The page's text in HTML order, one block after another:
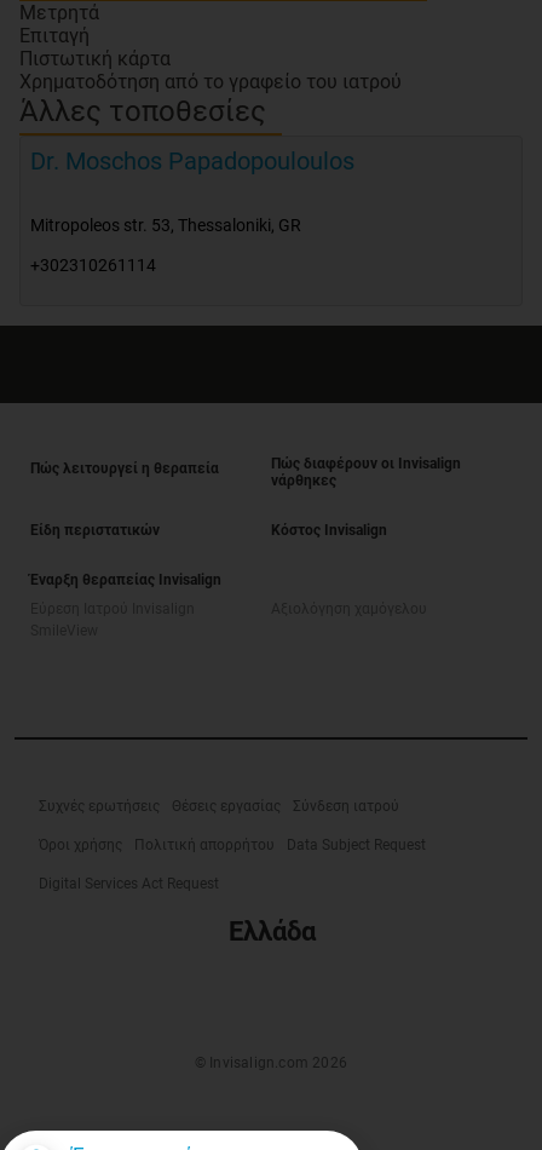
Μετρητά
Επιταγή
Πιστωτική κάρτα
Χρηματοδότηση από το γραφείο του ιατρού
Άλλες τοποθεσίες
Dr. Moschos Papadopouloulos
Mitropoleos str. 53, Thessaloniki, GR
+302310261114
Πώς λειτουργεί η θεραπεία
Πώς διαφέρουν οι Invisalign
νάρθηκες
Είδη περιστατικών Κόστος Invisalign
Έναρξη θεραπείας Invisalign
Συχνές ερωτήσεις Θέσεις εργασίας Σύνδεση ιατρού
Όροι χρήσης Πολιτική απορρήτου Data Subject Request
Digital Services Act Request
Ελλάδα
© Invisalign.com 2026